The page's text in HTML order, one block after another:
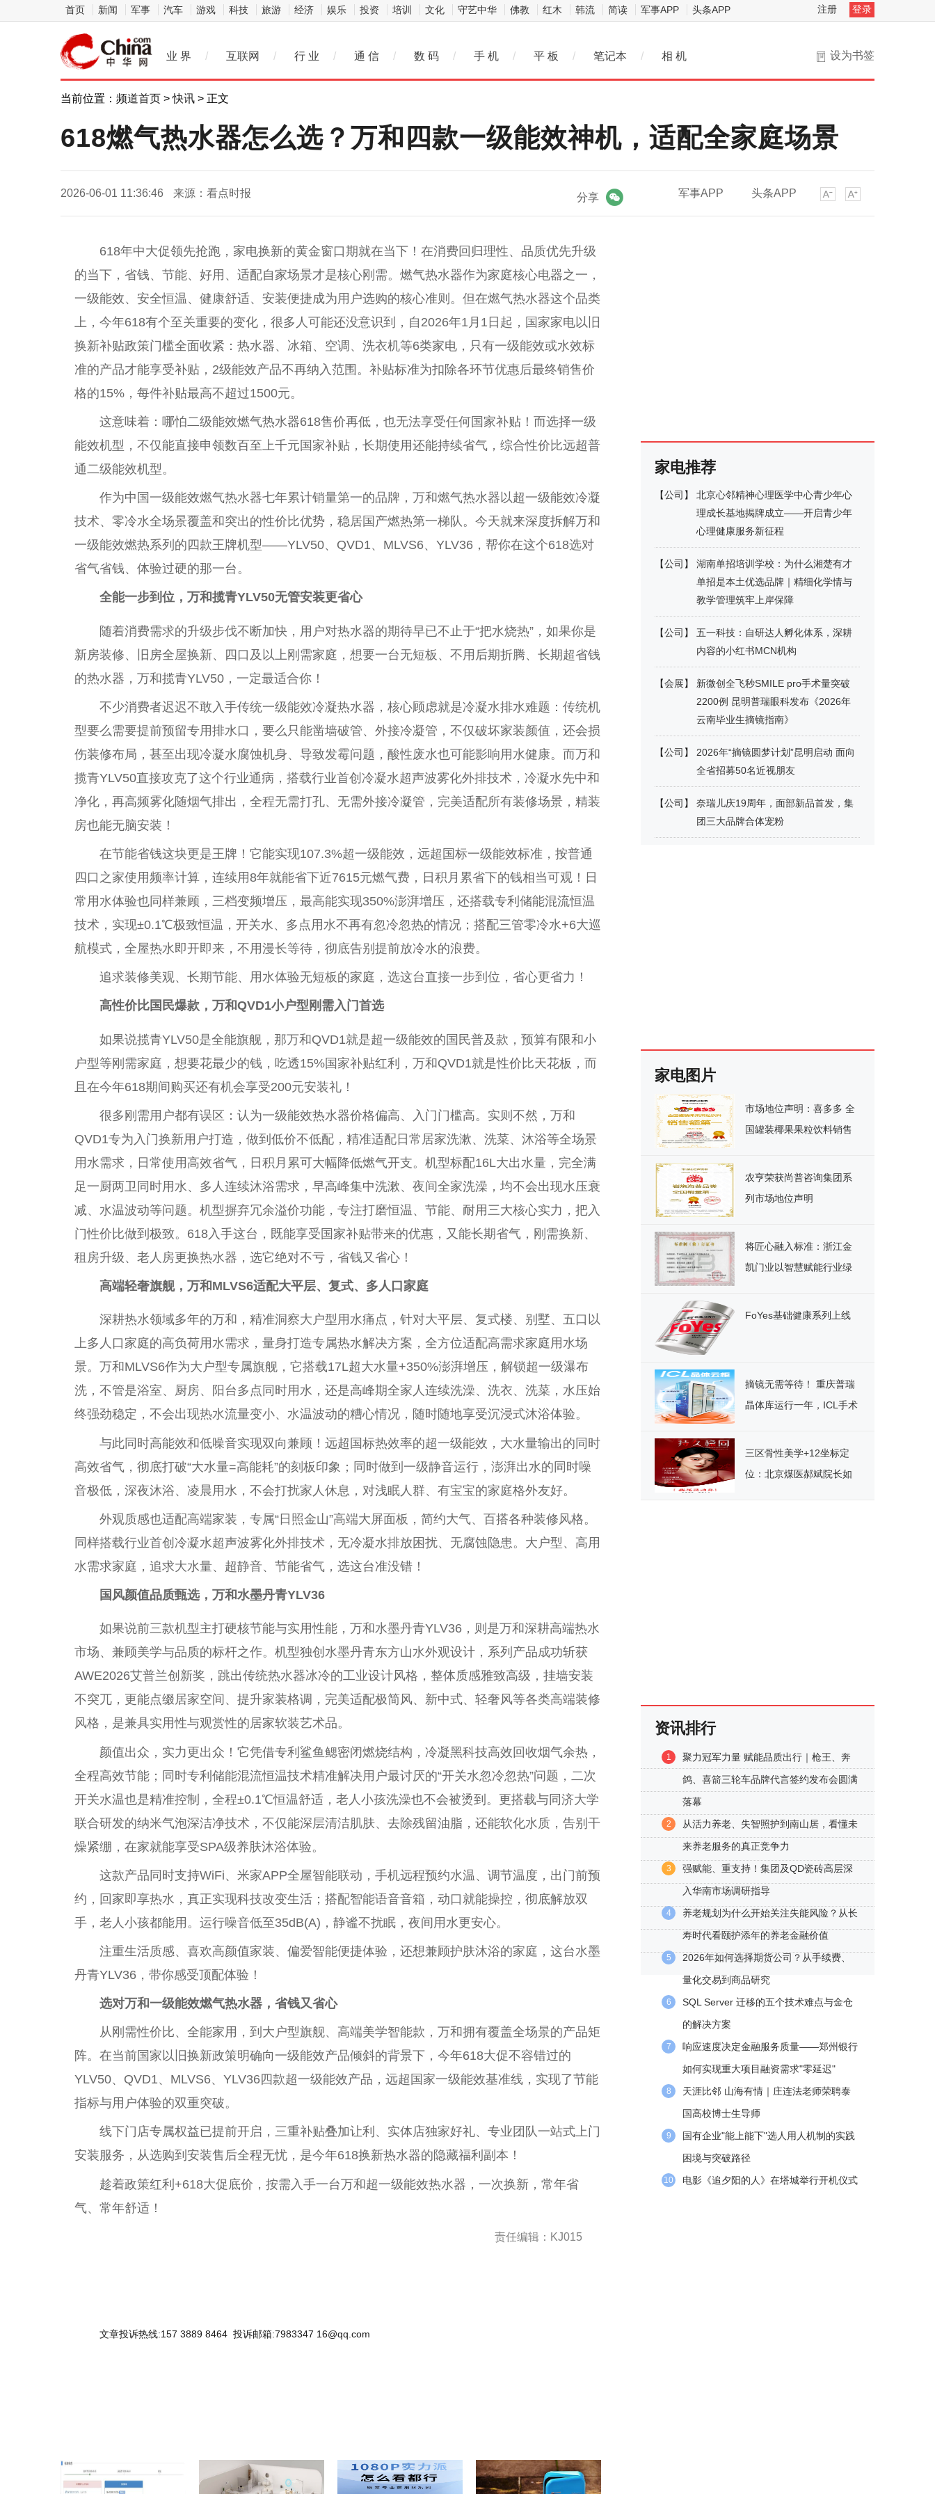
首页 新闻 军事 汽车 游戏 科技 旅游 经济 娱乐 投资 培训 文化 守艺中华 佛教 红木 韩流 简读 军事APP 头条APP 注册 登录
设为书签
业 界 / 互联网 / 行 业 / 通 信 / 数 码 / 手 机 / 平 板 / 笔记本 / 相 机
当前位置： 频道首页 >快讯 > 正文
618燃气热水器怎么选？万和四款一级能效神机，适配全家庭场景
2026-06-01 11:36:46 来源：看点时报 军事APP 头条APP
分享
618年中大促领先抢跑，家电换新的黄金窗口期就在当下！在消费回归理性、品质优先升级
的当下，省钱、节能、好用、适配自家场景才是核心刚需。燃气热水器作为家庭核心电器之一，
一级能效、安全恒温、健康舒适、安装便捷成为用户选购的核心准则。但在燃气热水器这个品类
上，今年618有个至关重要的变化，很多人可能还没意识到，自2026年1月1日起， 国家家电以旧
换新补贴政策门槛全面收紧：热水器、冰箱、空调、洗衣机等6类家电，只有一级能效或水效标
准的产品才能享受补贴，2级能效产品不再纳入范围。补贴标准为扣除各环节优惠后最终销售价
格的15%，每件补贴最高不超过1500元。
这意味着：哪怕二级能效燃气热水器618售价再低，也无法享受任何国家补贴！而选择一级
能效机型，不仅能直接申领数百至上千元国家补贴，长期使用还能持续省气，综合性价比远超普
通二级能效机型。
作为中国 一级能效燃气热水器七年累计销量第一的品牌，万和燃气热水器以超一级能效冷凝
技术、零冷水全场景覆盖和突出的性价比优势，稳居国产燃热第一梯队。今天就来深度拆解万和
一级能效燃热系列的四款王牌机型——YLV50、QVD1、MLVS6、YLV36，帮你在这个618选对
省气省钱、体验过硬的那一台 。
全能一步到位，万和揽青YLV50无管安装更省心
随着消费需求的升级步伐不断加快，用户对热水器的期待早已不止于“把水烧热”，如果你是
新房装修、旧房全屋换新、四口及以上刚需家庭，想要一台无短板、不用后期折腾、长期超省钱
的热水器，万和揽青YLV50，一定最适合你！
不少消费者迟迟不敢入手传统一级能效冷凝热水器，核心顾虑就是冷凝水排水难题：传统机
型要么需要提前预留专用排水口，要么只能凿墙破管、外接冷凝管，不仅破坏家装颜值，还会损
伤装修布局，甚至出现冷凝水腐蚀机身、导致发霉问题，酸性废水也可能影响用水健康。而万和
揽青YLV50直接攻克了这个行业通病，搭载行业首创冷凝水超声波雾化外排技术，冷凝水先中和
净化，再高频雾化随烟气排出，全程无需打孔、无需外接冷凝管，完美适配所有装修场景，精装
房也能无脑安装！
在节能省钱这块更是王牌！它能实现107.3%超一级能效，远超国标一级能效标准，按普通
四口之家使用频率计算，连续用8年就能省下近7615元燃气费，日积月累省下的钱相当可观！日
常用水体验也同样兼顾，三档变频增压，最高能实现350%澎湃增压，还搭载专利储能混流恒温
技术，实现±0.1℃极致恒温，开关水、多点用水不再有忽冷忽热的情况；搭配三管零冷水+6大巡
航模式，全屋热水即开即来，不用漫长等待，彻底告别提前放冷水的浪费。
追求装修美观、长期节能、用水体验无短板的家庭，选这台直接一步到位，省心更省力！
高性价比国民爆款，万和QVD1小户型刚需入门首选
如果说揽青YLV50是全能旗舰，那万和QVD1就是超一级能效的国民普及款，预算有限和小
户型等刚需家庭，想要花最少的钱，吃透15%国家补贴红利，万和QVD1就是性价比天花板，而
且在今年618期间购买还有机会享受200元安装礼！
很多刚需用户都有误区：认为一级能效热水器价格偏高、入门门槛高。实则不然，万和
QVD1专为入门换新用户打造，做到低价不低配，精准适配日常居家洗漱、洗菜、沐浴等全场景
用水需求，日常使用高效省气，日积月累可大幅降低燃气开支。机型标配16L大出水量，完全满
足一厨两卫同时用水、多人连续沐浴需求，早高峰集中洗漱、夜间全家洗澡，均不会出现水压衰
减、水温波动等问题。机型摒弃冗余溢价功能，专注打磨恒温、节能、耐用三大核心实力，把入
门性价比做到极致。618入手这台 ，既能享受国家补贴带来的优惠，又能长期省气，刚需换新、
租房升级、老人房更换热水器，选它绝对不亏，省钱又省心！
高端轻奢旗舰，万和MLVS6适配大平层、复式、多人口 家庭
深耕热水领域多年的万和，精准洞察大户型用水痛点，针对大平层、复式楼、别墅、五口以
上多 人口 家庭的高负荷用水需求，量身打造专属热水解决方案，全方位适配高需求家庭用水场
景。万和MLVS6作为大户型专属旗舰，它搭载17L超大水量+350%澎湃增压，解锁超一级瀑布
洗，不管是浴室、厨房、阳 台多点同时用水，还是高峰期全家人连续洗澡、洗衣、洗菜，水压始
终强劲稳定，不会出现热水流量变小、水温波动的糟心情况，随时随地享受沉浸式沐浴体验。
与此同时高能效和低噪音实现双向兼顾！远超国标热效率的超一级能效，大水量输出的同时
高效省气，彻底打破“大水量=高能耗”的刻板印象；同时做到一级静音运行，澎湃出水的同时噪
音极低，深夜沐浴、凌晨用水，不会打扰家人休息，对浅眠人群、有宝宝的家庭格外友好。
外观质感也适配高端家装，专属“日照金山”高端大屏面板，简约大气、百搭各种装修风格。
同样搭载行业首创冷凝水超声波雾化外排技术，无冷凝水排放困扰、无腐蚀隐患。大户型、高用
水需求家庭，追求大水量、超静音、节能省气，选这台准没错！
国风颜值品质甄选，万和水墨丹青YLV36
如果说前三款机型主打硬核节能与实用性能，万和水墨丹青YLV36，则是万和深耕高端热水
市场、兼顾美学与品质的标杆之作。机型独创水墨丹青东方山水外观设计，系列产品成功斩获
AWE2026艾普兰创新奖，跳出传统热水器冰冷的工业设计风格，整体质感雅致高级，挂墙安装
不突兀，更能点缀居家空间、提升家装格调，完美适配极简风、新中式、轻奢风等各类高端装修
风格，是兼具实用性与观赏性的居家软装艺术品。
颜值出众，实力更出众！它凭借专利鲨鱼鳃密闭燃烧结构，冷凝黑科技高效回收烟气余热，
全程高效节能；同时专利储能混流恒温技术精准解决用户最讨厌的“开关水忽冷忽热”问题，二次
开关水温也是精准控制，全程±0.1℃恒温舒适，老人小孩洗澡也不会被烫到。更搭载与同济大学
联合研发的纳米气泡深洁净技术，不仅能深层清洁肌肤、去除残留油脂，还能软化水质，告别干
燥紧绷，在家就能享受SPA级养肤沐浴体验。
这款产品同时支持WiFi、米家APP全屋智能联动，手机远程预约水温、调节温度，出门前预
约，回家即享热水，真正实现科技改变生活；搭配智能语音音箱，动口就能操控，彻底解放双
手，老人小孩都能用。运行噪音低至35dB(A)，静谧不扰眠，夜间用水更安心。
注重生活质感、喜欢高颜值家装、偏爱智能便捷体验，还想兼顾护肤沐浴的家庭，这台水墨
丹青YLV36，带你感受顶配体验！
选对万和一级能效燃气热水器，省钱又省心
从刚需性价比、全能家用，到大户型旗舰、高端美学智能款，万和拥有覆盖全场景的产品矩
阵。在当前 国家 以旧换新政策明确向一级能效产品倾斜的背景下，今年618大促不容错过的
YLV50、QVD1、MLVS6、YLV36四款超一级能效产品，远超 国家一级能效基准线，实现了节能
指标与用户体验的双重突破。
线下门店专属权益已提前开启，三重补贴叠加让利、实体店独家好礼、专业团队一站式上门
安装服务，从选购到安装售后全程无忧，是今年618换新热水器的隐藏福利副本！
趁着政策红利+618大促底价，按需入手一台万和超一级能效热水器，一次换新，常年省
气、常年舒适！
责任编辑：KJ015
文章投诉热线:157 3889 8464 投诉邮箱:7983347 16@qq.com
家电推荐
【公司 】
北京心邻精神心理医学中心青少年心
理成长基地揭牌成立——开启青少年
心理健康服务新征程
【公司 】
湖南单招培训学校：为什么湘楚有才
单招是本土优选品牌｜精细化学情与
教学管理筑牢上岸保障
【公司 】
五一科技：自研达人孵化体系，深耕
内容的小红书MCN机构
【会展】
新微创全飞秒SMILE pro手术量突破
2200例 昆明普瑞眼科发布《2026年
云南毕业生摘镜指南》
【公司 】
2026年“摘镜圆梦计划”昆明启动 面向
全省招募50名近视朋友
【公司 】
奈瑞儿庆19周年，面部新品首发，集
团三大品牌合体宠粉
家电图片
市场地位声明：喜多多 全
国罐装椰果果粒饮料销售
农亨荣获尚普咨询集团系
列市场地位声明
将匠心融入标准：浙江金
凯门业以智慧赋能行业绿
FoYes基础健康系列上线
摘镜无需等待！ 重庆普瑞
晶体库运行一年，ICL手术
三区骨性美学+12坐标定
位：北京煤医郝斌院长如
资讯排行
1
聚力冠军力量 赋能品质出行｜枪王、奔
鸽、喜箭三轮车品牌代言签约发布会圆满
落幕
2
从活力养老、失智照护到南山居，看懂未
来养老服务的真正竞争力
3
强赋能、重支持！集团及QD瓷砖高层深
入华南市场调研指导
4
养老规划为什么开始关注失能风险？从长
寿时代看颐护添年的养老金融价值
5
2026年如何选择期货公司？从手续费、
量化交易到商品研究
6
SQL Server 迁移的五个技术难点与金仓
的解决方案
7
响应速度决定金融服务质量——郑州银行
如何实现重大项目融资需求"零延迟"
8
天涯比邻 山海有情｜庄连法老师荣聘泰
国高校博士生导师
9
国有企业"能上能下"选人用人机制的实践
困境与突破路径
10 电影《追夕阳的人》在塔城举行开机仪式